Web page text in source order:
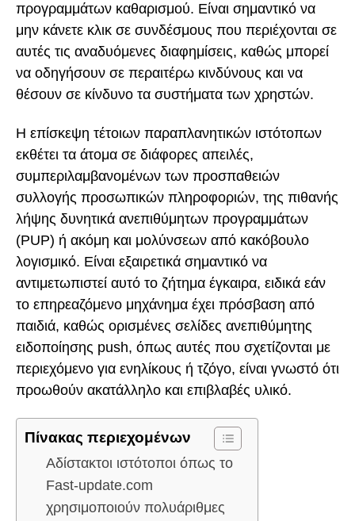
προγραμμάτων καθαρισμού. Είναι σημαντικό να
μην κάνετε κλικ σε συνδέσμους που περιέχονται σε
αυτές τις αναδυόμενες διαφημίσεις, καθώς μπορεί
να οδηγήσουν σε περαιτέρω κινδύνους και να
θέσουν σε κίνδυνο τα συστήματα των χρηστών.
Η επίσκεψη τέτοιων παραπλανητικών ιστότοπων
εκθέτει τα άτομα σε διάφορες απειλές,
συμπεριλαμβανομένων των προσπαθειών
συλλογής προσωπικών πληροφοριών, της πιθανής
λήψης δυνητικά ανεπιθύμητων προγραμμάτων
(PUP) ή ακόμη και μολύνσεων από κακόβουλο
λογισμικό. Είναι εξαιρετικά σημαντικό να
αντιμετωπιστεί αυτό το ζήτημα έγκαιρα, ειδικά εάν
το επηρεαζόμενο μηχάνημα έχει πρόσβαση από
παιδιά, καθώς ορισμένες σελίδες ανεπιθύμητης
ειδοποίησης push, όπως αυτές που σχετίζονται με
περιεχόμενο για ενηλίκους ή τζόγο, είναι γνωστό ότι
προωθούν ακατάλληλο και επιβλαβές υλικό.
Πίνακας περιεχομένων
Αδίστακτοι ιστότοποι όπως το
Fast-update.com
χρησιμοποιούν πολυάριθμες